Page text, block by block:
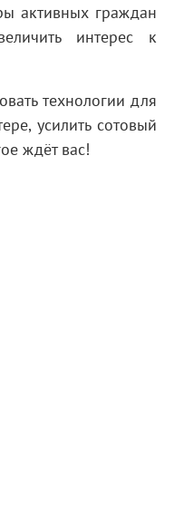
активных граждан
интерес к
технологии для
усилить сотовый
ждёт вас!